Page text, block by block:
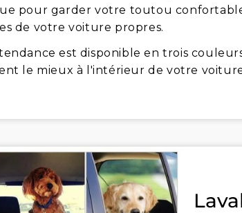
pour garder votre toutou
de votre voiture propres.
est disponible en trois
le mieux à l'intérieur de votre